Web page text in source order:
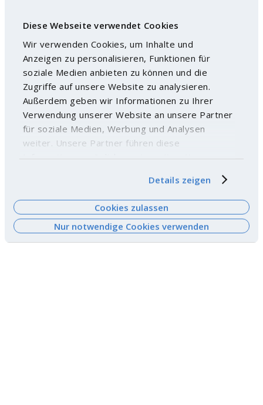
Diese Webseite verwendet Cookies
Wir verwenden Cookies, um Inhalte und
Anzeigen zu personalisieren, Funktionen für
soziale Medien anbieten zu können und die
Zugriffe auf unsere Website zu analysieren.
Außerdem geben wir Informationen zu Ihrer
Verwendung unserer Website an unsere Partner
für soziale Medien, Werbung und Analysen
weiter. Unsere Partner führen diese
Informationen möglicherweise mit weiteren
haben oder die sie im Rahmen Ihrer Nutzung der
Dienste gesammelt haben. Weitere
Informationen finden Siehier.
Details zeigen
Cookies zulassen
Nur notwendige Cookies verwenden